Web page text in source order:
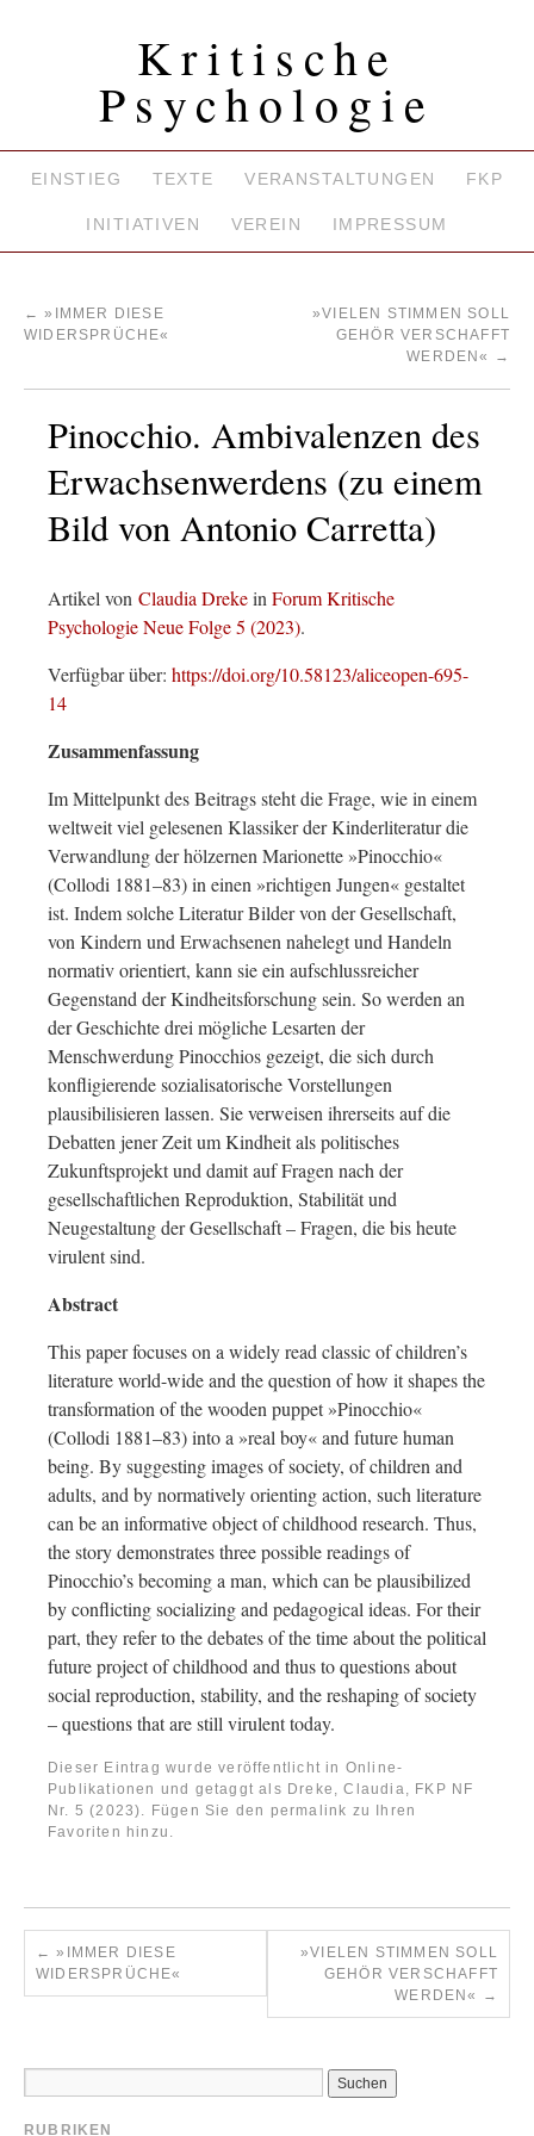
Kritische
Psychologie
EINSTIEG TEXTE VERANSTALTUNGEN FKP
INITIATIVEN VEREIN IMPRESSUM
← »IMMER DIESE
WIDERSPRÜCHE«
»VIELEN STIMMEN SOLL
GEHÖR VERSCHAFFT
WERDEN«
→
Pinocchio. Ambivalenzen des
Erwachsenwerdens (zu einem
Bild von Antonio Carretta)
Artikel von Claudia Drekein Forum Kritische
Psychologie Neue Folge 5 (2023).
Verfügbar über: https://doi.org/10.58123/aliceopen-695-
14
Zusammenfassung
Im Mittelpunkt des Beitrags steht die Frage, wie in einem
weltweit viel gelesenen Klassiker der Kinderliteratur die
Verwandlung der hölzernen Marionette »Pinocchio«
(Collodi 1881–83) in einen »richtigen Jungen« gestaltet
ist. Indem solche Literatur Bilder von der Gesellschaft,
von Kindern und Erwachsenen nahelegt und Handeln
normativ orientiert, kann sie ein aufschlussreicher
Gegenstand der Kindheitsforschung sein. So werden an
der Geschichte drei mögliche Lesarten der
Menschwerdung Pinocchios gezeigt, die sich durch
konfligierende sozialisatorische Vorstellungen
plausibilisieren lassen. Sie verweisen ihrerseits auf die
Debatten jener Zeit um Kindheit als politisches
Zukunftsprojekt und damit auf Fragen nach der
gesellschaftlichen Reproduktion, Stabilität und
Neugestaltung der Gesellschaft – Fragen, die bis heute
virulent sind.
Abstract
This paper focuses on a widely read classic of children’s
literature world-wide and the question of how it shapes the
transformation of the wooden puppet »Pinocchio«
(Collodi 1881–83) into a »real boy« and future human
being. By suggesting images of society, of children and
adults, and by normatively orienting action, such literature
can be an informative object of childhood research. Thus,
the story demonstrates three possible readings of
Pinocchio’s becoming a man, which can be plausibilized
by conflicting socializing and pedagogical ideas. For their
part, they refer to the debates of the time about the political
future project of childhood and thus to questions about
social reproduction, stability, and the reshaping of society
– questions that are still virulent today.
Dieser Eintrag wurde veröffentlicht in Online-
Publikationen und getaggt als Dreke, Claudia, FKP NF
Nr. 5 (2023). Fügen Sie den permalink zu Ihren
Favoriten hinzu.
← »IMMER DIESE
WIDERSPRÜCHE«
»VIELEN STIMMEN SOLL
GEHÖR VERSCHAFFT
WERDEN«
→
RUBRIKEN